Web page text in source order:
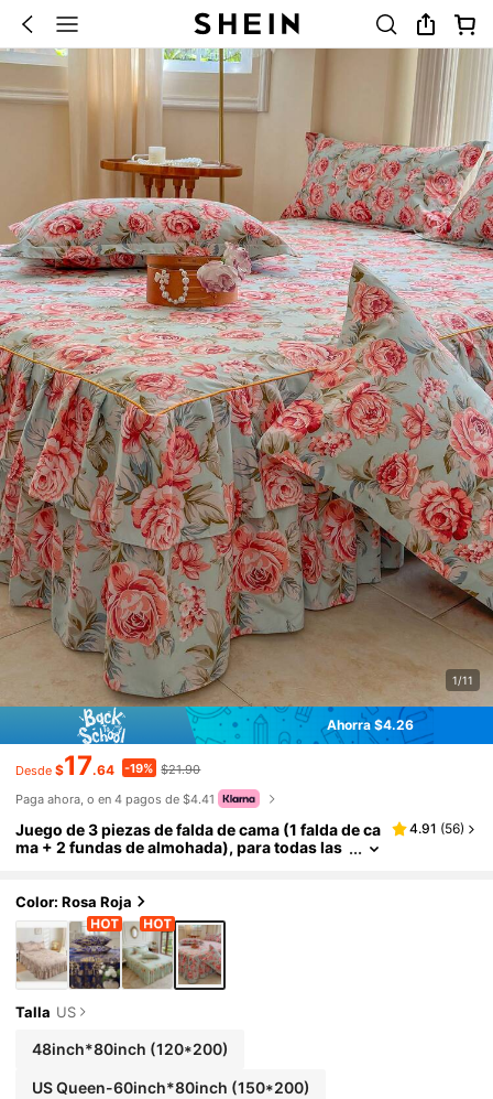
1/11
Ahorra $4.26
Desde $17.64 -19% $21.90
Paga ahora, o en 4 pagos de $4.41
Juego de 3 piezas de falda de cama (1 falda de ca
ma + 2 fundas de almohada), para todas las
rio
4.91 (56)
Color: Rosa Roja
Talla US
48inch*80inch (120*200)
US Queen-60inch*80inch (150*200)